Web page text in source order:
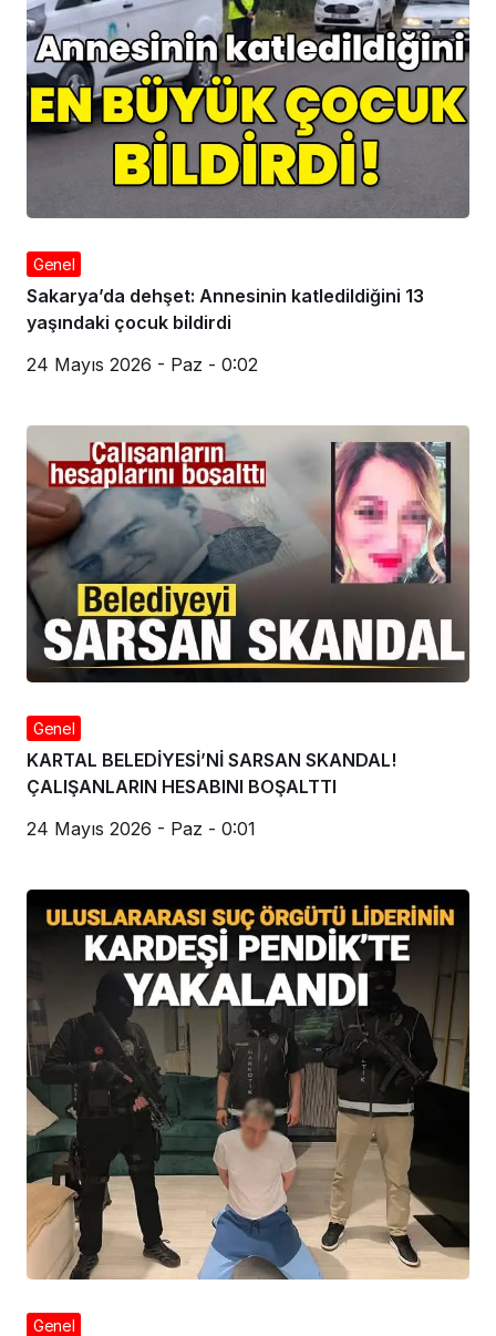
Genel
Sakarya’da dehşet: Annesinin katledildiğini 13
yaşındaki çocuk bildirdi
24 Mayıs 2026 - Paz - 0:02
Genel
KARTAL BELEDİYESİ’Nİ SARSAN SKANDAL!
ÇALIŞANLARIN HESABINI BOŞALTTI
24 Mayıs 2026 - Paz - 0:01
Genel